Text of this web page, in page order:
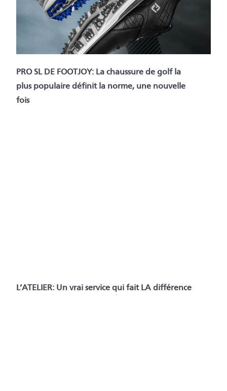
PRO SL DE FOOTJOY: La chaussure de golf la
plus populaire définit la norme, une nouvelle
fois
L’ATELIER: Un vrai service qui fait LA différence